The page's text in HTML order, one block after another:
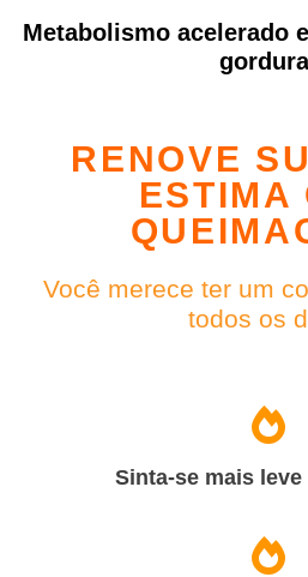
Metabolismo acelerado
RENOVE
ESTIMA
Você merece ter um
todos os
Sinta-se mais